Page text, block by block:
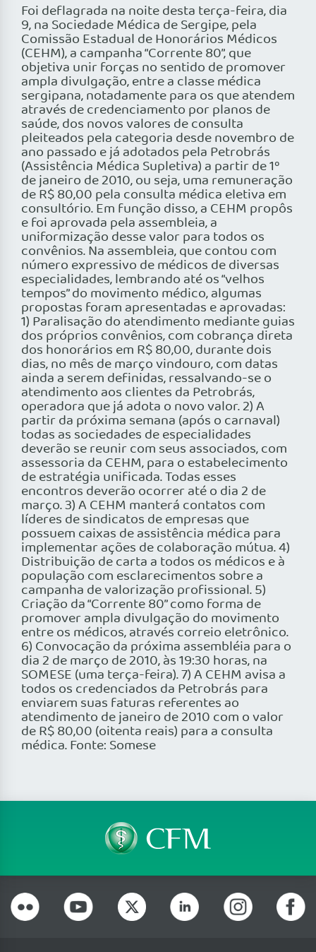
Foi deflagrada na noite desta terça-feira, dia
9, na Sociedade Médica de Sergipe, pela
Comissão Estadual de Honorários Médicos
(CEHM), a campanha “Corrente 80”, que
objetiva unir forças no sentido de promover
ampla divulgação, entre a classe médica
sergipana, notadamente para os que atendem
através de credenciamento por planos de
saúde, dos novos valores de consulta
pleiteados pela categoria desde novembro de
ano passado e já adotados pela Petrobrás
(Assistência Médica Supletiva) a partir de 1º
de janeiro de 2010, ou seja, uma remuneração
de R$ 80,00 pela consulta médica eletiva em
consultório. Em função disso, a CEHM propôs
e foi aprovada pela assembleia, a
uniformização desse valor para todos os
convênios. Na assembleia, que contou com
número expressivo de médicos de diversas
especialidades, lembrando até os “velhos
tempos” do movimento médico, algumas
propostas foram apresentadas e aprovadas:
1) Paralisação do atendimento mediante guias
dos próprios convênios, com cobrança direta
dos honorários em R$ 80,00, durante dois
dias, no mês de março vindouro, com datas
ainda a serem definidas, ressalvando-se o
atendimento aos clientes da Petrobrás,
operadora que já adota o novo valor. 2) A
partir da próxima semana (após o carnaval)
todas as sociedades de especialidades
deverão se reunir com seus associados, com
assessoria da CEHM, para o estabelecimento
de estratégia unificada. Todas esses
encontros deverão ocorrer até o dia 2 de
março. 3) A CEHM manterá contatos com
líderes de sindicatos de empresas que
possuem caixas de assistência médica para
implementar ações de colaboração mútua. 4)
Distribuição de carta a todos os médicos e à
população com esclarecimentos sobre a
campanha de valorização profissional. 5)
Criação da “Corrente 80” como forma de
promover ampla divulgação do movimento
entre os médicos, através correio eletrônico.
6) Convocação da próxima assembléia para o
dia 2 de março de 2010, às 19:30 horas, na
SOMESE (uma terça-feira). 7) A CEHM avisa a
todos os credenciados da Petrobrás para
enviarem suas faturas referentes ao
atendimento de janeiro de 2010 com o valor
de R$ 80,00 (oitenta reais) para a consulta
médica. Fonte: Somese